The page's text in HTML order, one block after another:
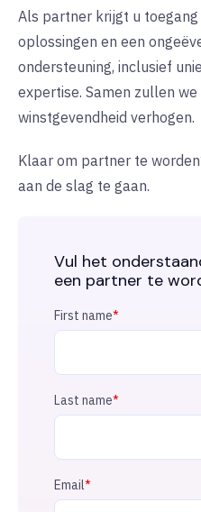
Als partner krijgt u
oplossingen en een
ondersteuning, inclusief
expertise. Samen zullen
winstgevendheid verhogen.
Klaar om partner te
aan de slag te gaan.
Vul het
een partner te
First name*
Last name*
Email*